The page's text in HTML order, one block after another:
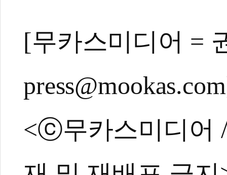
[무카스미디어 =
<ⓒ무카스미디어 /
관련 뉴스
[무카스TV-고수
백전노장 49세
[레전드리턴즈